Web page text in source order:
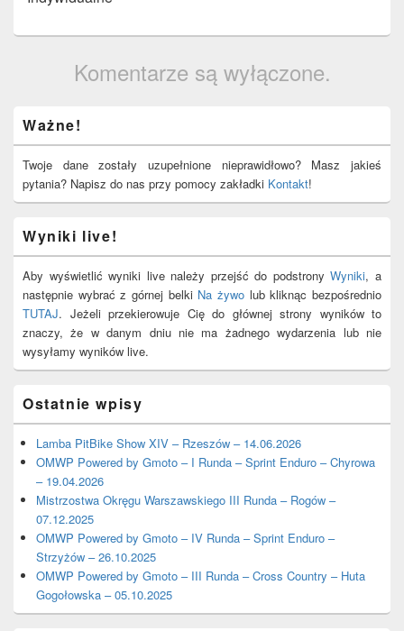
Komentarze są wyłączone.
Sidebar
Widget
Area
Ważne!
Twoje dane zostały uzupełnione nieprawidłowo? Masz jakieś
pytania? Napisz do nas przy pomocy zakładki Kontakt!
Wyniki live!
Aby wyświetlić wyniki live należy przejść do podstronyWyniki, a
następnie wybrać z górnej belki Na żywo lub kliknąc bezpośrednio
TUTAJ. Jeżeli przekierowuje Cię do głównej strony wyników to
znaczy, że w danym dniu nie ma żadnego wydarzenia lub nie
wysyłamy wyników live.
Ostatnie wpisy
Lamba PitBike Show XIV – Rzeszów – 14.06.2026
OMWP Powered by Gmoto – I Runda – Sprint Enduro – Chyrowa
– 19.04.2026
Mistrzostwa Okręgu Warszawskiego III Runda – Rogów –
07.12.2025
OMWP Powered by Gmoto – IV Runda – Sprint Enduro –
Strzyżów – 26.10.2025
OMWP Powered by Gmoto – III Runda – Cross Country – Huta
Gogołowska – 05.10.2025